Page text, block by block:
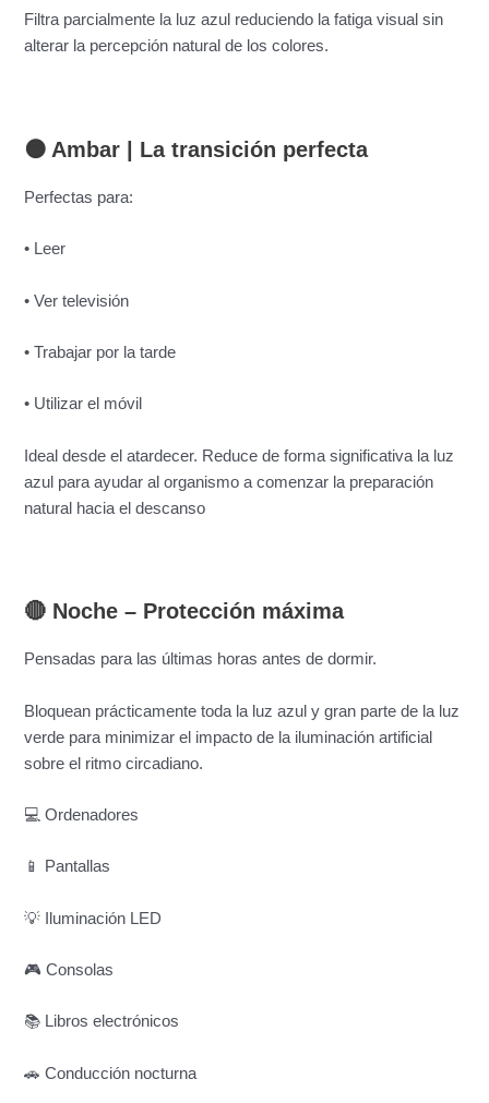
Filtra parcialmente la luz azul reduciendo la fatiga visual sin
alterar la percepción natural de los colores.
🟠 Ambar | La transición perfecta
Perfectas para:
• Leer
• Ver televisión
• Trabajar por la tarde
• Utilizar el móvil
Ideal desde el atardecer. Reduce de forma significativa la luz
azul para ayudar al organismo a comenzar la preparación
natural hacia el descanso
🔴 Noche – Protección máxima
Pensadas para las últimas horas antes de dormir.
Bloquean prácticamente toda la luz azul y gran parte de la luz
verde para minimizar el impacto de la iluminación artificial
sobre el ritmo circadiano.
💻 Ordenadores
📱 Pantallas
💡 Iluminación LED
🎮 Consolas
📚 Libros electrónicos
🚗 Conducción nocturna